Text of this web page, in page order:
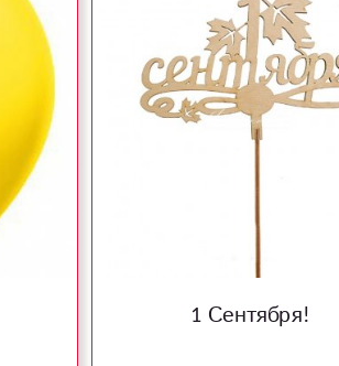
1 Сентября!